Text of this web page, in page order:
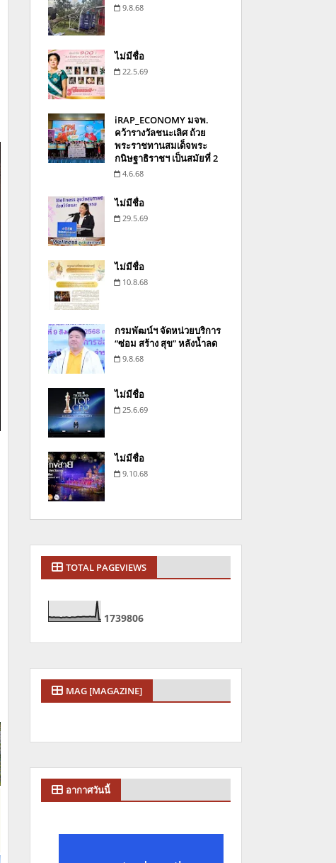
9.8.68
ไม่มีชื่อ
22.5.69
iRAP_ECONOMY มจพ.
คว้ารางวัลชนะเลิศ ถ้วย
พระราชทานสมเด็จพระ
กนิษฐาธิราชฯ เป็นสมัยที่ 2
4.6.68
ไม่มีชื่อ
29.5.69
ไม่มีชื่อ
10.8.68
กรมพัฒน์ฯ จัดหน่วยบริการ
“ซ่อม สร้าง สุข” หลังน้ำลด
9.8.68
ไม่มีชื่อ
25.6.69
ไม่มีชื่อ
9.10.68
TOTAL PAGEVIEWS
1739806
MAG [MAGAZINE]
อากาศวันนี้